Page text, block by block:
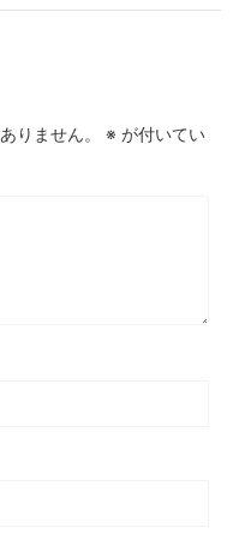
りません。 ※ が付いてい